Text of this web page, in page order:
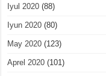
Iyul 2020 (88)
Iyun 2020 (80)
May 2020 (123)
Aprel 2020 (101)